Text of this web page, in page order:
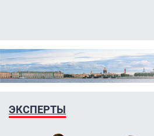
ЭКСПЕРТЫ